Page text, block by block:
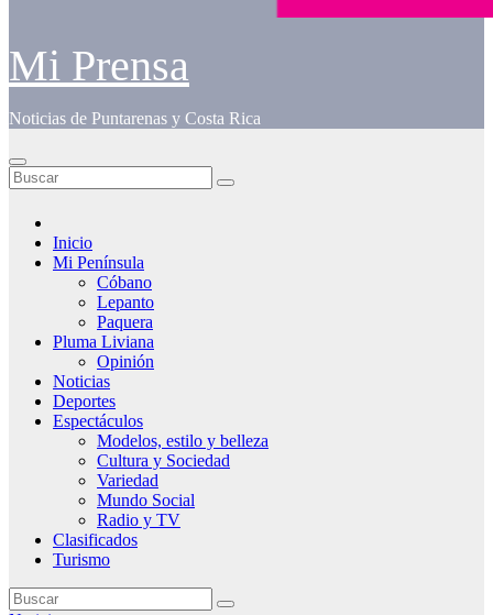
Mi Prensa
Noticias de Puntarenas y Costa Rica
Inicio
Mi Península
Cóbano
Lepanto
Paquera
Pluma Liviana
Opinión
Noticias
Deportes
Espectáculos
Modelos, estilo y belleza
Cultura y Sociedad
Variedad
Mundo Social
Radio y TV
Clasificados
Turismo